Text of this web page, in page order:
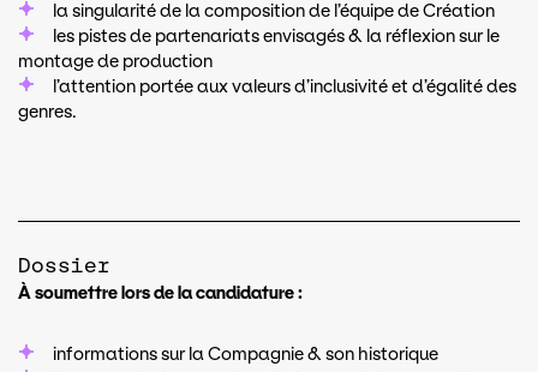
la singularité de la composition de l’équipe de Création
les pistes de partenariats envisagés & la réflexion sur le
montage de production
l’attention portée aux valeurs d’inclusivité et d’égalité des
genres.
Dossier
À soumettre lors de la candidature :
informations sur la Compagnie & son historique